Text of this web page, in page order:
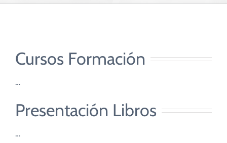
CUIDADO PASTORAL
CAMPUS
COLABORA
Cursos Formación
…
Presentación Libros
…